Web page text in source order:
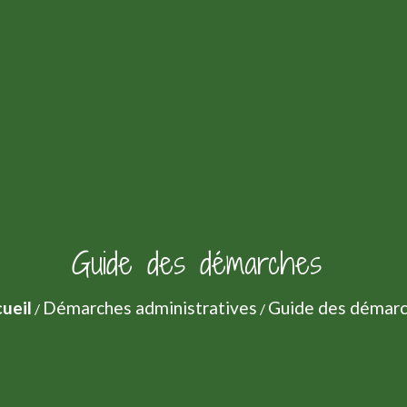
Guide des démarches
/ Démarches administratives / Guide des